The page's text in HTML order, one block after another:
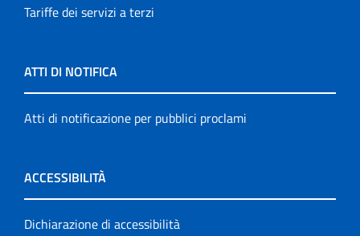
Tariffe dei servizi a terzi
ATTI DI NOTIFICA
Atti di notificazione per pubblici proclami
ACCESSIBILITÀ
Dichiarazione di accessibilità